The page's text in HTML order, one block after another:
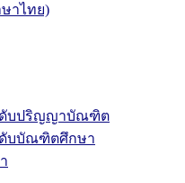
าไทย)
ดับปริญญาบัณฑิต
ดับบัณฑิตศึกษา